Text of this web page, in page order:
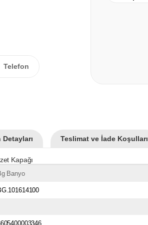
Telefon
Detayları Teslimat ve İade Koşulları
Kapağı
Banyo